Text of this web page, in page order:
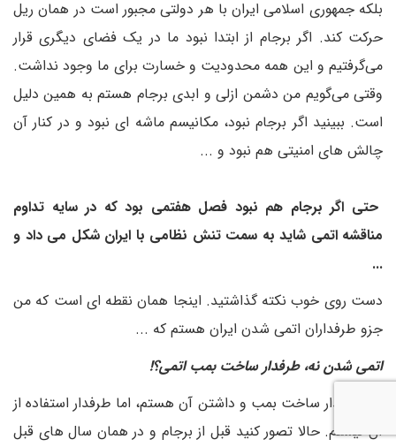
بلکه جمهوری اسلامی ایران با هر دولتی مجبور است در همان ریل
حرکت کند. اگر برجام از ابتدا نبود ما در یک فضای دیگری قرار
می‌گرفتیم و این همه محدودیت و خسارت برای ما وجود نداشت.
وقتی می‌گویم من دشمن ازلی و ابدی برجام هستم به همین دلیل
است. ببینید اگر برجام نبود، مکانیسم ماشه ای نبود و در کنار آن
چالش های امنیتی هم نبود و ...
حتی اگر برجام هم نبود فصل هفتمی بود که در سایه تداوم
مناقشه اتمی شاید به سمت تنش نظامی با ایران شکل می داد و
...
دست روی خوب نکته گذاشتید. اینجا همان نقطه ای است که من
جزو طرفداران اتمی شدن ایران هستم که ...
اتمی شدن نه، طرفدار ساخت بمب اتمی؟!
بله طرفدار ساخت بمب و داشتن آن هستم، اما طرفدار استفاده از
آن نیستم. حالا تصور کنید قبل از برجام و در همان سال های قبل